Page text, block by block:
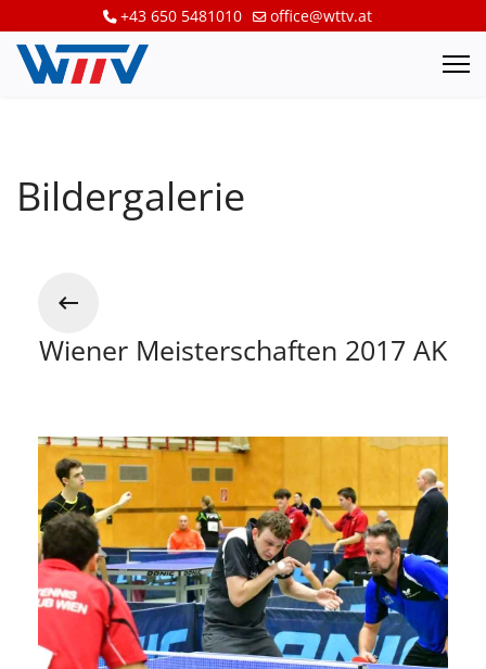
+43 650 5481010 office@wttv.at
Bildergalerie
Wiener Meisterschaften 2017 AK